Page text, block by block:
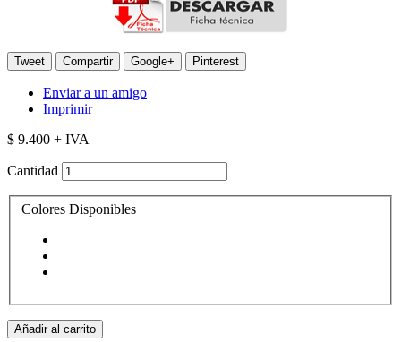
Tweet Compartir Google+ Pinterest
Enviar a un amigo
Imprimir
$ 9.400 + IVA
Cantidad
Colores Disponibles
Añadir al carrito